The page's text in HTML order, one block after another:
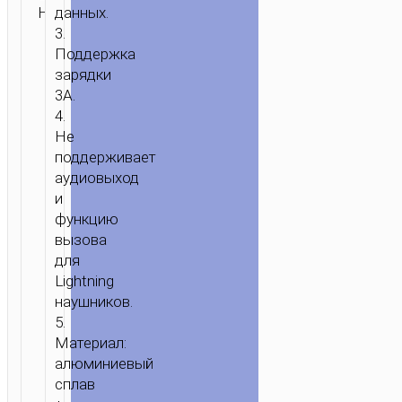
ГЛАВНАЯ / МОБИЛЬНЫЕ
АКСЕССУАРЫ
LIGHTNING
Н/Д Адаптеры
данных.
3.
Поддержка
зарядки
3A.
4.
Не
поддерживает
аудиовыход
и
функцию
вызова
для
Lightning
наушников.
5.
Материал:
алюминиевый
сплав